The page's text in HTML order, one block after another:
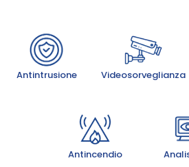
Antintrusione
Antintrusione Videosorveglianza
Videosorveglianza
Antincendio
Antincendio